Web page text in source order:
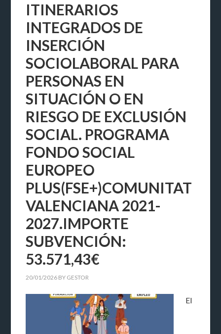
ITINERARIOS
INTEGRADOS DE
INSERCIÓN
SOCIOLABORAL PARA
PERSONAS EN
SITUACIÓN O EN
RIESGO DE EXCLUSIÓN
SOCIAL. PROGRAMA
FONDO SOCIAL
EUROPEO
PLUS(FSE+)COMUNITAT
VALENCIANA 2021-
2027.IMPORTE
SUBVENCIÓN:
53.571,43€
20/01/2026 BY GESTOR
El